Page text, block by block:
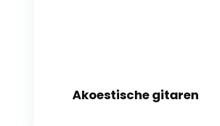
Akoestische gitaren